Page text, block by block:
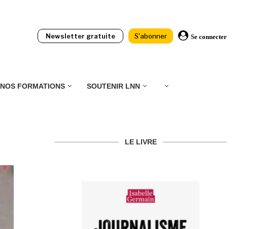
Newsletter gratuite S'abonner Se connecter
NOS FORMATIONS SOUTENIR LNN
LE LIVRE